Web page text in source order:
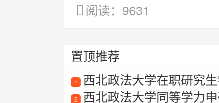
阅读：9631
置顶推荐
1 西北政法大学在职研究
2 西北政法大学同等学力